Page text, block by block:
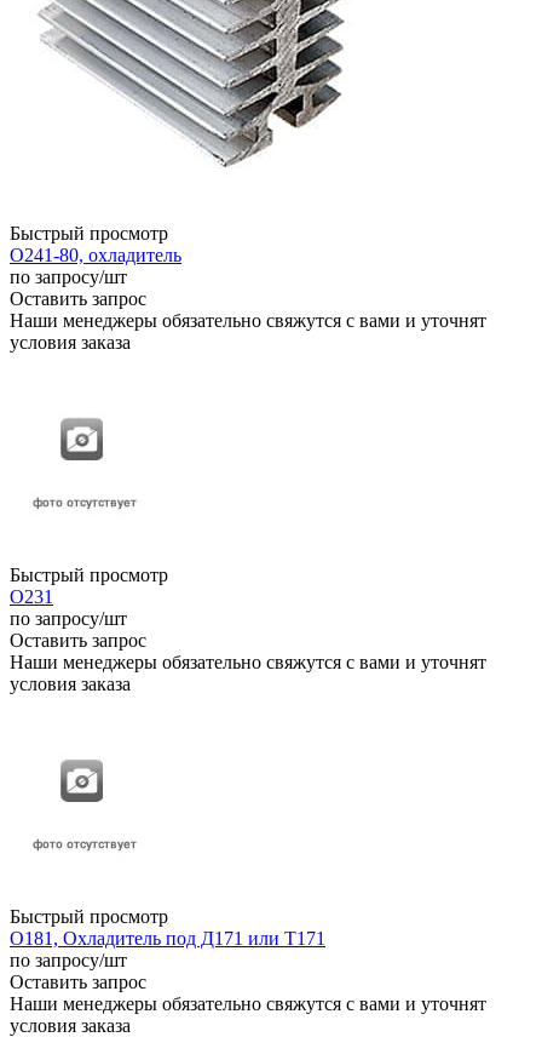
Быстрый просмотр
О241-80, охладитель
по запросу/шт
Оставить запрос
Наши менеджеры обязательно свяжутся с вами и уточнят
условия заказа
Быстрый просмотр
О231
по запросу/шт
Оставить запрос
Наши менеджеры обязательно свяжутся с вами и уточнят
условия заказа
Быстрый просмотр
О181, Охладитель под Д171 или Т171
по запросу/шт
Оставить запрос
Наши менеджеры обязательно свяжутся с вами и уточнят
условия заказа